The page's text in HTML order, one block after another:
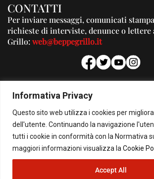
Informativa Privacy
Questo sito web utilizza i cookies per
dell'utente. Continuando la navigazione
tutti i cookie in conformità con la Normativa
maggiori informazioni visualizza la Cookie
Accept All
CONTATTI
Per inviare messaggi, comunicati
richieste di interviste, denunce o lettere
Grillo:web@beppegrillo.it
Per la tua
© Copyright 2026 - Il Blog di Beppe Grillo. All Rights